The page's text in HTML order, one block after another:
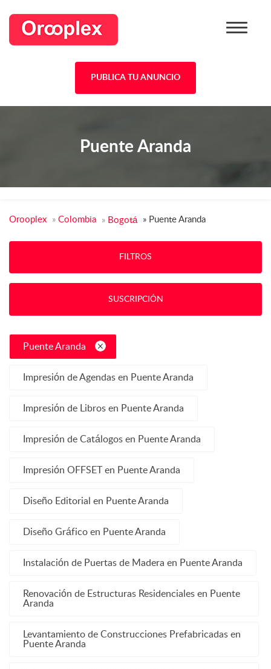
PUBLICA TU ANUNCIO
Puente Aranda
Orooplex » Colombia » Bogotá » Puente Aranda
FILTROS
SUSCRIPCIÓN
Puente Aranda
Impresión de Agendas en Puente Aranda
Impresión de Libros en Puente Aranda
Impresión de Catálogos en Puente Aranda
Impresión OFFSET en Puente Aranda
Diseño Editorial en Puente Aranda
Diseño Gráfico en Puente Aranda
Instalación de Puertas de Madera en Puente Aranda
Renovación de Estructuras Residenciales en Puente
Aranda
Levantamiento de Construcciones Prefabricadas en
Puente Aranda